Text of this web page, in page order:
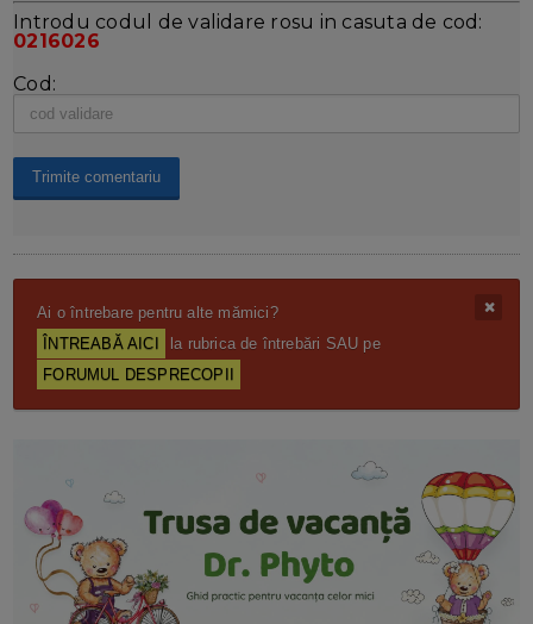
Introdu codul de validare rosu in casuta de cod:
0216026
Cod:
Ai o întrebare pentru alte mămici?
ÎNTREABĂ AICI
la rubrica de întrebări SAU pe
FORUMUL DESPRECOPII